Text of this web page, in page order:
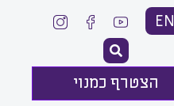
EN
הצטרף כמנוי